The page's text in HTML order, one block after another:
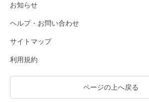
お知らせ
ヘルプ・お問い合わせ
サイトマップ
利用規約
ページの上へ戻る